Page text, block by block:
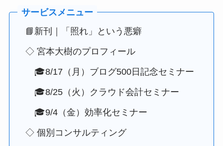
📘新刊｜「照れ」という悪癖
◇ 宮本大樹のプロフィール
🎓8/17（月）ブログ500日記念セミナー
🎓8/25（火）クラウド会計セミナー
🎓9/4（金）効率化セミナー
◇ 個別コンサルティング